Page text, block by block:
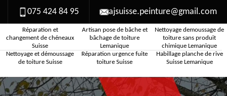
075 424 84 95 ajsuisse.peinture@gmail.com
Réparation et
changement de chéneaux
Suisse
Artisan pose de bâche et
bâchage de toiture
Lemanique
Nettoyage demoussage de
toiture sans produit
chimique Lemanique
Nettoyage et démoussage
de toiture Suisse
Réparation urgence fuite
toiture Suisse
Habillage planche de rive
Suisse Lemanique